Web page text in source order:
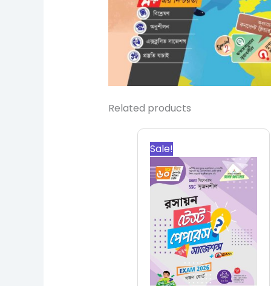
Related products
Sale!
was:
570.00৳.
is:
513.00৳.